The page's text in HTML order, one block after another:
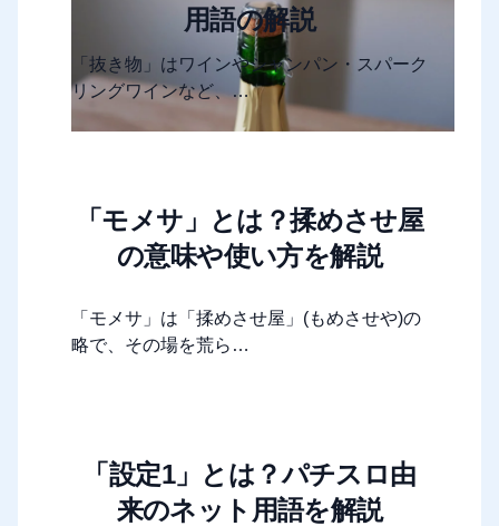
用語の解説
「抜き物」はワインやシャンパン・スパーク
リングワインなど、…
「モメサ」とは？揉めさせ屋
の意味や使い方を解説
「モメサ」は「揉めさせ屋」(もめさせや)の
略で、その場を荒ら…
「設定1」とは？パチスロ由
来のネット用語を解説